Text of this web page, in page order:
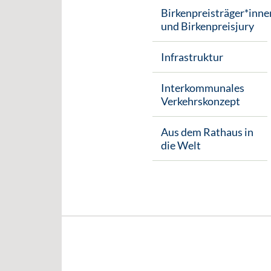
und Birkenpreisjury
Infrastruktur
Interkommunales
Verkehrskonzept
Aus dem Rathaus in
die Welt